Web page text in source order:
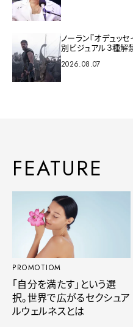
ノーラン『オデュッ
別ビジュアル３種解
2026.08.07
FEATURE
PROMOTIOM
「自分を満たす」という選
択。世界で広がるセクシュア
ルウェルネスとは